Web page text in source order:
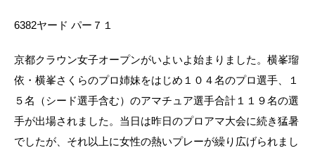
6382ヤード パー７１
京都クラウン女子オープンがいよいよ始まりました。横峯瑠
依・横峯さくらのプロ姉妹をはじめ１０４名のプロ選手、１
５名（シード選手含む）のアマチュア選手合計１１９名の選
手が出場されました。当日は昨日のプロアマ大会に続き猛暑
でしたが、それ以上に女性の熱いプレーが繰り広げられまし